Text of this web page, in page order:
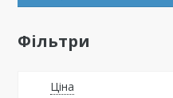
Фільтри
Ціна